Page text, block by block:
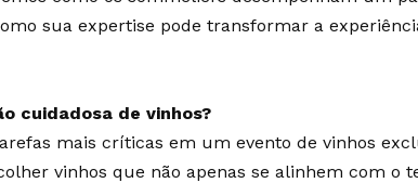
sua expertise pode transformar a
cuidadosa de vinhos?
mais críticas em um evento de vinhos
vinhos que não apenas se alinhem com o